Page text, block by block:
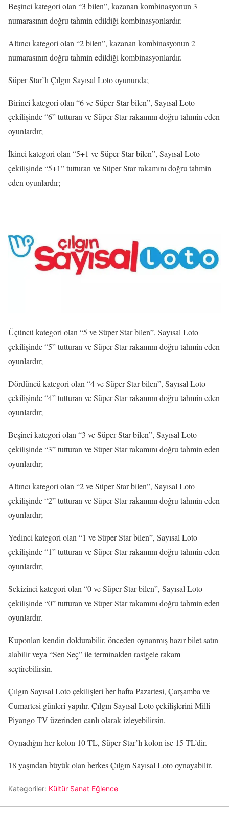
Beşinci kategori olan “3 bilen”, kazanan kombinasyonun 3
numarasının doğru tahmin edildiği kombinasyonlardır.
Altıncı kategori olan “2 bilen”, kazanan kombinasyonun 2
numarasının doğru tahmin edildiği kombinasyonlardır.
Süper Star’lı Çılgın Sayısal Loto oyununda;
Birinci kategori olan “6 ve Süper Star bilen”, Sayısal Loto
çekilişinde “6” tutturan ve Süper Star rakamını doğru tahmin eden
oyunlardır;
İkinci kategori olan “5+1 ve Süper Star bilen”, Sayısal Loto
çekilişinde “5+1” tutturan ve Süper Star rakamını doğru tahmin
eden oyunlardır;
Üçüncü kategori olan “5 ve Süper Star bilen”, Sayısal Loto
çekilişinde “5” tutturan ve Süper Star rakamını doğru tahmin eden
oyunlardır;
Dördüncü kategori olan “4 ve Süper Star bilen”, Sayısal Loto
çekilişinde “4” tutturan ve Süper Star rakamını doğru tahmin eden
oyunlardır;
Beşinci kategori olan “3 ve Süper Star bilen”, Sayısal Loto
çekilişinde “3” tutturan ve Süper Star rakamını doğru tahmin eden
oyunlardır;
Altıncı kategori olan “2 ve Süper Star bilen”, Sayısal Loto
çekilişinde “2” tutturan ve Süper Star rakamını doğru tahmin eden
oyunlardır;
Yedinci kategori olan “1 ve Süper Star bilen”, Sayısal Loto
çekilişinde “1” tutturan ve Süper Star rakamını doğru tahmin eden
oyunlardır;
Sekizinci kategori olan “0 ve Süper Star bilen”, Sayısal Loto
çekilişinde “0” tutturan ve Süper Star rakamını doğru tahmin eden
oyunlardır.
Kuponları kendin doldurabilir, önceden oynanmış hazır bilet satın
alabilir veya “Sen Seç” ile terminalden rastgele rakam
seçtirebilirsin.
Çılgın Sayısal Loto çekilişleri her hafta Pazartesi, Çarşamba ve
Cumartesi günleri yapılır. Çılgın Sayısal Loto çekilişlerini Milli
Piyango TV üzerinden canlı olarak izleyebilirsin.
Oynadığın her kolon 10 TL, Süper Star’lı kolon ise 15 TL’dir.
18 yaşından büyük olan herkes Çılgın Sayısal Loto oynayabilir.
Kategoriler: Kültür Sanat Eğlence